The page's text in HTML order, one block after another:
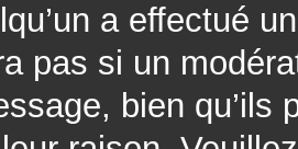
a effectué
pas si un
bien qu’ils